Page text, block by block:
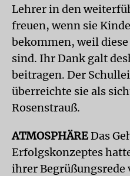
Lehrer in den
freuen, wenn sie
bekommen, weil
sind. Ihr Dank galt
beitragen. Der
überreichte sie als
Rosenstrauß.
ATMOSPHÄREDas
Erfolgskonzeptes
ihrer Begrüßungsrede